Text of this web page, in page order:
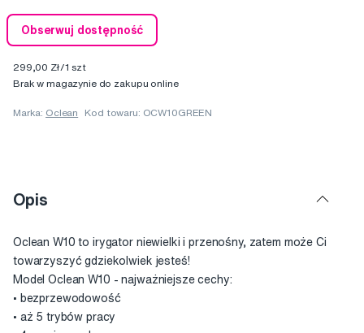
Obserwuj dostępność
299,00 Zł/1 szt
Brak w magazynie do zakupu online
Marka: Oclean Kod towaru: OCW10GREEN
Opis
Oclean W10 to irygator niewielki i przenośny, zatem może Ci
towarzyszyć gdziekolwiek jesteś!
Model Oclean W10 - najważniejsze cechy:
• bezprzewodowość
• aż 5 trybów pracy